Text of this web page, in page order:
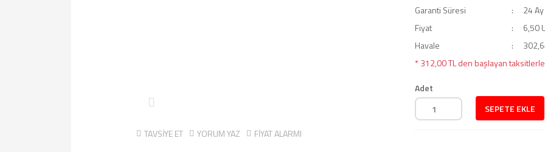
TAVSİYE ET YORUM YAZ FİYAT ALARMI
Garanti Süresi
24 Ay
Fiyat
6,50
Havale
* 312,00 TL den başlayan
Adet
SEPETE EKLE